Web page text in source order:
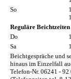
So
Reguläre Beichtzeiten
Do
Sa
Beichtgespräche und
hinaus im Einzelfall
Telefon-Nr. 06241 - 92